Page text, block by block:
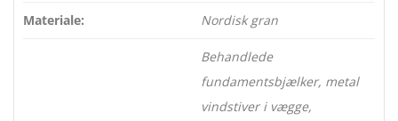
Materiale: Nordisk gran
Behandlede
fundamentsbjælker, metal
vindstiver i vægge,